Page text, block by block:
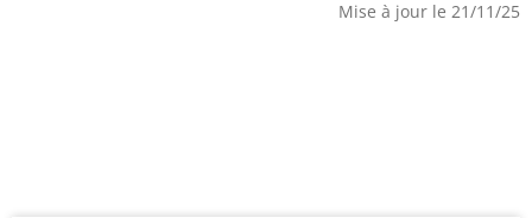
Mise à jour le 21/11/25